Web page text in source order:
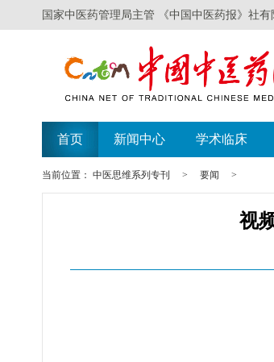
国家中医药管理局主管 《中国中医药报》社
首页 新闻中心 学术临床
当前位置： 中医思维系列专刊 > 要闻 >
视